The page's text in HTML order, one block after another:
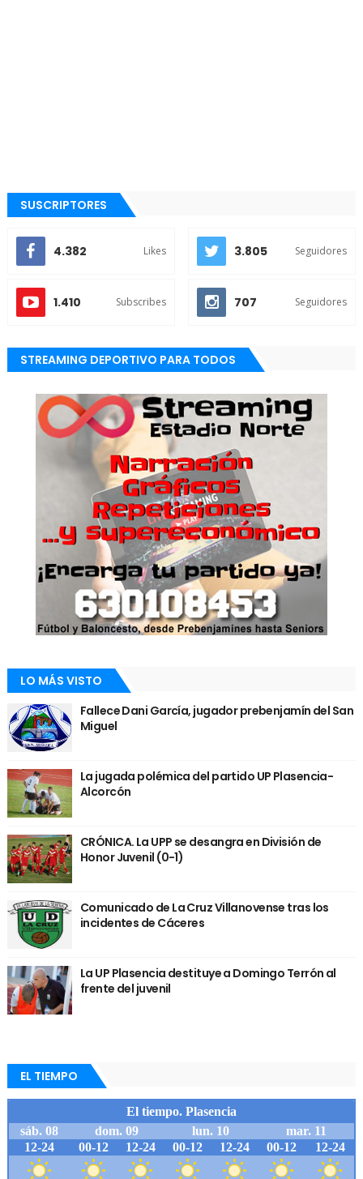
SUSCRIPTORES
4.382 Likes 3.805 Seguidores
1.410 Subscribes 707 Seguidores
STREAMING DEPORTIVO PARA TODOS
LO MÁS VISTO
Fallece Dani García, jugador prebenjamín del San
Miguel
La jugada polémica del partido UP Plasencia-
Alcorcón
CRÓNICA. La UPP se desangra en División de
Honor Juvenil (0-1)
Comunicado de La Cruz Villanovense tras los
incidentes de Cáceres
La UP Plasencia destituye a Domingo Terrón al
frente del juvenil
EL TIEMPO